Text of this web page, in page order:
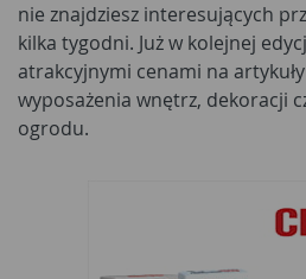
nie znajdziesz interesujących
kilka tygodni. Już w kolejnej
atrakcyjnymi cenami na
wyposażenia wnętrz, dekoracji
ogrodu.